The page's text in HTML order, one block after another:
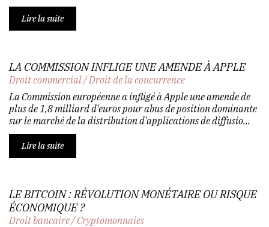
Lire la suite
LA COMMISSION INFLIGE UNE AMENDE À APPLE
Droit commercial/Droit de la concurrence
La Commission européenne a infligé à Apple une amende de
plus de 1,8 milliard d'euros pour abus de position dominante
sur le marché de la distribution d'applications de diffusio...
Lire la suite
LE BITCOIN : RÉVOLUTION MONÉTAIRE OU RISQUE
ÉCONOMIQUE ?
Droit bancaire/Cryptomonnaies